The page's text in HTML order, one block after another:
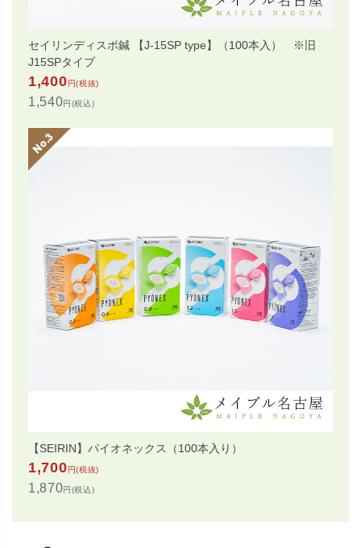
セイリンディスポ鍼 【J-15SP type】（100本入） ※旧
J15SPタイプ
1,400円(税抜)
1,540円(税込)
【SEIRIN】パイオネックス（100本入り）
1,700円(税抜)
1,870円(税込)